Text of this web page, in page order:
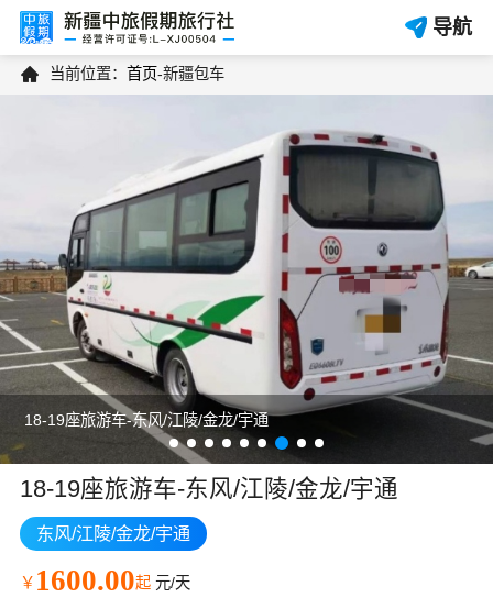
导航
 当前位置： 首页-新疆包车
18-19座旅游车-东风/江陵/金龙/宇通
18-19座旅游车-东风/江陵/金龙/宇通
东风/江陵/金龙/宇通
￥ 1600.00起 元/天